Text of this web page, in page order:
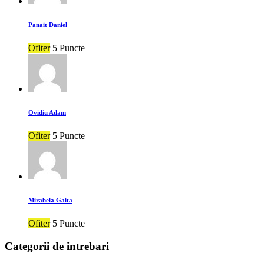
Panait Daniel
Ofiter 5 Puncte
Ovidiu Adam
Ofiter 5 Puncte
Mirabela Gaita
Ofiter 5 Puncte
Categorii de intrebari